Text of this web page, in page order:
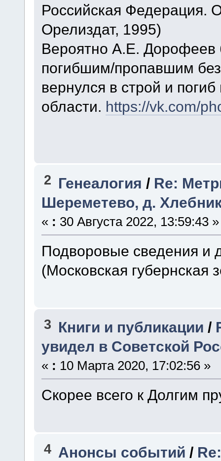
Российская Федерация.
Орелиздат, 1995)
Вероятно А.Е. Дорофеев
погибшим/пропавшим
вернулся в строй и
области. https://vk.com/
2 Генеалогия / Re:
Шереметево, д.
« : 30 Августа 2022, 13:59:43 »
Подворовые сведения и
(Московская губернская
3 Книги и публикации /
увидел в Советской
« : 10 Марта 2020, 17:02:56 »
Скорее всего к Долгим
4 Анонсы событий /